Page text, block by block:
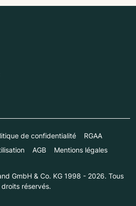
de confidentialité
RGAA
AGB Mentions légales
GmbH & Co. KG 1998 - 2026. Tous
droits réservés.